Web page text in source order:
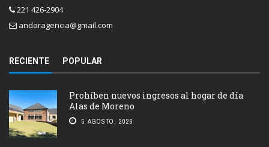
221 426-2904
andaragencia@gmail.com
RECIENTE POPULAR
Prohíben nuevos ingresos al hogar de día
Alas de Moreno
5 AGOSTO, 2026